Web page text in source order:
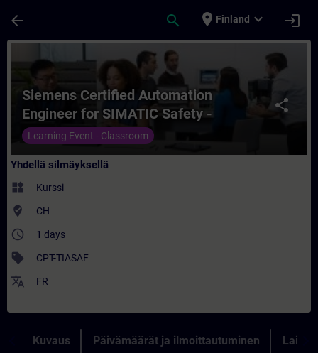
arrow_back search place Finland expand_more login
Kurssi - Siemens Certified Automation
share
Siemens Certified Automation
Engineer for SIMATIC Safety -
Configuration and Programming
Learning Event - Classroom
Yhdellä silmäyksellä
widgets Kurssi
where_to_vote CH
access_time 1 days
sell CPT-TIASAF
translate FR
Kuvaus Päivämäärät ja ilmoittautuminen